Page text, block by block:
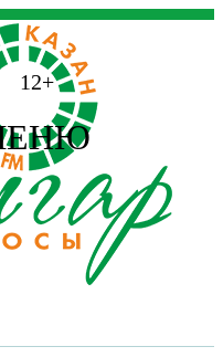
12+